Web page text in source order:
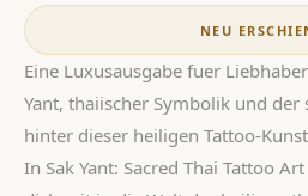
NEU
Eine Luxusausgabe fuer
Yant, thaiischer Symbolik und
hinter dieser heiligen Tattoo-
In Sak Yant: Sacred Thai Tattoo